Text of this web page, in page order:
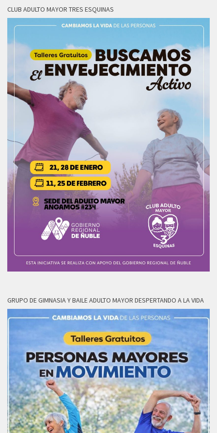
CLUB ADULTO MAYOR TRES ESQUINAS
GRUPO DE GIMNASIA Y BAILE ADULTO MAYOR DESPERTANDO A LA VIDA